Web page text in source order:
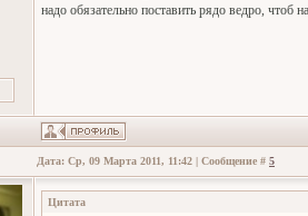
надо обязательно поставить рядо ведро,
Дата: Ср, 09 Марта 2011, 11:42 | Сообщение # 5
Цитата